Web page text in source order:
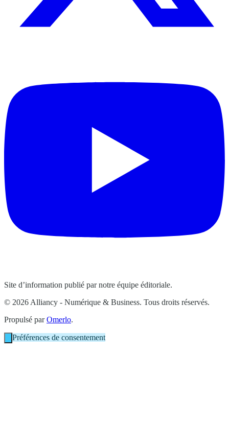
Site d’information publié par notre équipe éditoriale.
© 2026 Alliancy - Numérique & Business. Tous droits réservés.
Propulsé parOmerlo.
Préférences de consentement